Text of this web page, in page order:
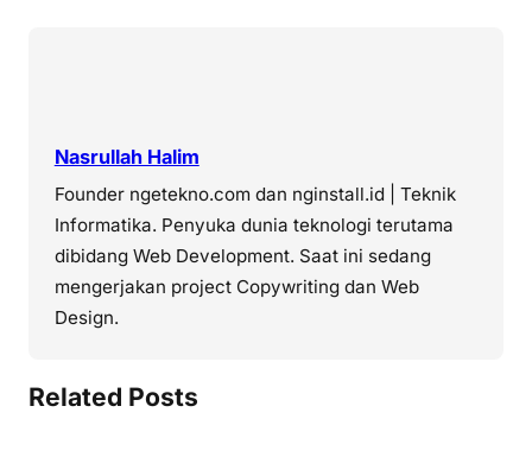
Nasrullah Halim
Founder ngetekno.com dan nginstall.id | Teknik
Informatika. Penyuka dunia teknologi terutama
dibidang Web Development. Saat ini sedang
mengerjakan project Copywriting dan Web
Design.
Related Posts